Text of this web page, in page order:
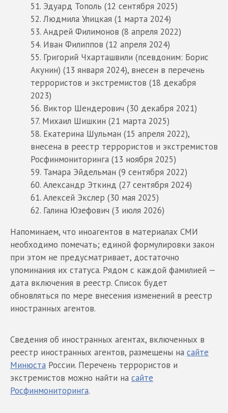
Эдуард Тополь (12 сентября 2025)
Людмила Улицкая (1 марта 2024)
Андрей Филимонов (8 апреля 2022)
Иван Филиппов (12 апреля 2024)
Григорий Чхарташвили (псевдоним: Борис
Акунин) (13 января 2024), внесен в перечень
террористов и экстремистов (18 декабря
2023)
Виктор Шендерович (30 декабря 2021)
Михаил Шишкин (21 марта 2025)
Екатерина Шульман (15 апреля 2022),
внесена в реестр террористов и экстремистов
Росфинмониторинга (13 ноября 2025)
Тамара Эйдельман (9 сентября 2022)
Александр Эткинд (27 сентября 2024)
Алексей Экслер (30 мая 2025)
Галина Юзефович (3 июля 2026)
Напоминаем, что иноагентов в материалах СМИ
необходимо помечать; единой формулировки закон
при этом не предусматривает, достаточно
упоминания их статуса. Рядом с каждой фамилией —
дата включения в реестр. Список будет
обновляться по мере внесения изменений в реестр
иностранных агентов.
Сведения об иностранных агентах, включенных в
реестр иностранных агентов, размещены на сайте
Минюста России. Перечень террористов и
экстремистов можно найти на сайте
Росфинмониторинга.